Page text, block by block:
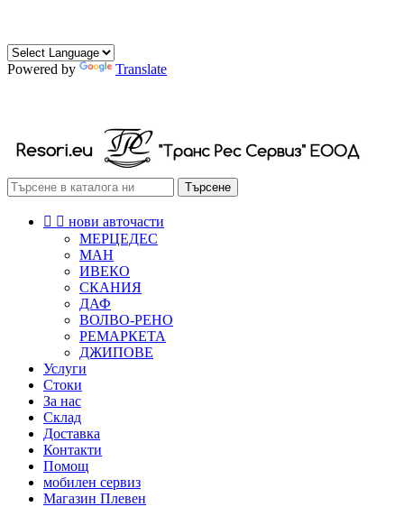
Powered by
Translate
Търсене
  нови авточасти
МЕРЦЕДЕС
МАН
ИВЕКО
СКАНИЯ
ДАФ
ВОЛВО-РЕНО
РЕМАРКЕТА
ДЖИПОВЕ
Услуги
Стоки
За нас
Склад
Доставка
Контакти
Помощ
мобилен сервиз
Магазин Плевен